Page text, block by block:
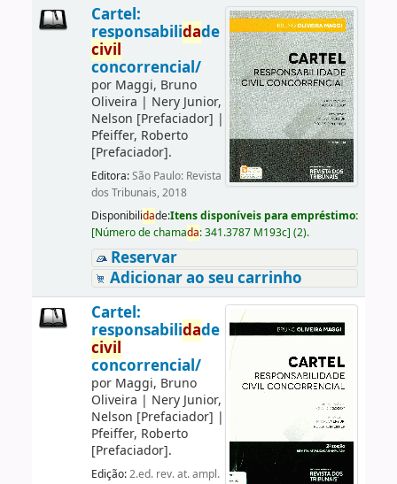
Cartel:
responsabilidade
civil
concorrencial/
por Maggi, Bruno
Oliveira | Nery Junior,
Nelson [Prefaciador] |
Pfeiffer, Roberto
[Prefaciador].
Editora:São Paulo: Revista
dos Tribunais, 2018
Disponibilidade:Itens disponíveis para empréstimo:
[Número de chamada:341.3787 M193c] (2).
Reservar
Adicionar ao seu carrinho
Cartel:
responsabilidade
civil
concorrencial/
por Maggi, Bruno
Oliveira | Nery Junior,
Nelson [Prefaciador] |
Pfeiffer, Roberto
[Prefaciador].
Edição:2.ed. rev. at. ampl.